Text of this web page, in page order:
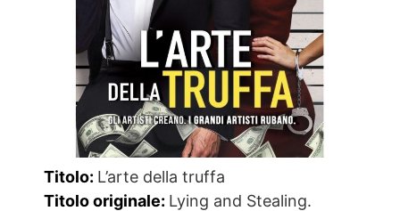
Titolo: L’arte della truffa
Titolo originale: Lying and Stealing.